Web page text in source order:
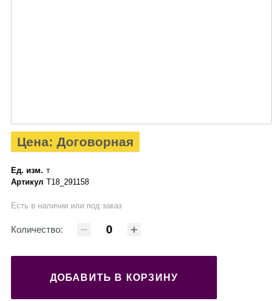
Цена: Договорная
Ед. изм. т
Артикул Т18_291158
Есть в наличии или под заказ
Количество:
ДОБАВИТЬ В КОРЗИНУ